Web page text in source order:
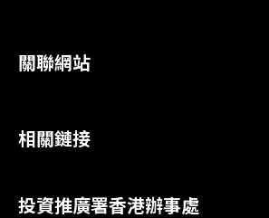
關聯網站
相關鏈接
投資推廣署香港辦事處